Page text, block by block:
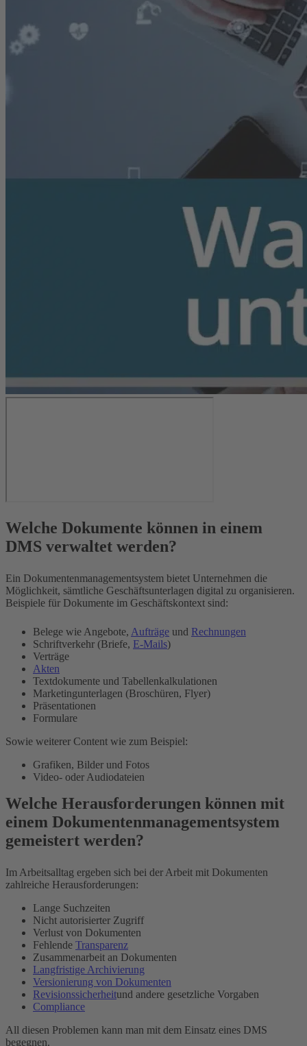
Welche Dokumente können in einem
DMS verwaltet werden?
Ein Dokumentenmanagementsystem bietet Unternehmen die
Möglichkeit, sämtliche Geschäftsunterlagen digital zu organisieren.
Beispiele für Dokumente im Geschäftskontext sind:
Belege wie Angebote, Aufträge und Rechnungen
Schriftverkehr (Briefe, E-Mails)
Verträge
Akten
Textdokumente und Tabellenkalkulationen
Marketingunterlagen (Broschüren, Flyer)
Präsentationen
Formulare
Sowie weiterer Content wie zum Beispiel:
Grafiken, Bilder und Fotos
Video- oder Audiodateien
Welche Herausforderungen können mit
einem Dokumentenmanagementsystem
gemeistert werden?
Im Arbeitsalltag ergeben sich bei der Arbeit mit Dokumenten
zahlreiche Herausforderungen:
Lange Suchzeiten
Nicht autorisierter Zugriff
Verlust von Dokumenten
Fehlende Transparenz
Zusammenarbeit an Dokumenten
Langfristige Archivierung
Versionierung von Dokumenten
Revisionssicherheitund andere gesetzliche Vorgaben
Compliance
All diesen Problemen kann man mit dem Einsatz eines DMS
begegnen.